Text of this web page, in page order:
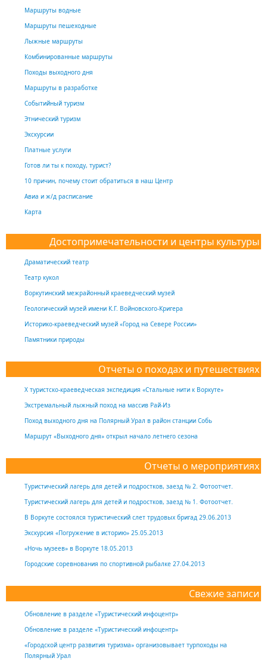
Маршруты водные
Маршруты пешеходные
Лыжные маршруты
Комбинированные маршруты
Походы выходного дня
Маршруты в разработке
Событийный туризм
Этнический туризм
Экскурсии
Платные услуги
Готов ли ты к походу, турист?
10 причин, почему стоит обратиться в наш Центр
Авиа и ж/д расписание
Карта
Достопримечательности и центры культуры
Драматический театр
Театр кукол
Воркутинский межрайонный краеведческий музей
Геологический музей имени К.Г. Войновского-Кригера
Историко-краеведческий музей «Город на Севере России»
Памятники природы
Отчеты о походах и путешествиях
Х туристско-краеведческая экспедиция «Стальные нити к Воркуте»
Экстремальный лыжный поход на массив Рай-Из
Поход выходного дня на Полярный Урал в район станции Собь
Маршрут «Выходного дня» открыл начало летнего сезона
Отчеты о мероприятиях
Туристический лагерь для детей и подростков, заезд № 2. Фотоотчет.
Туристический лагерь для детей и подростков, заезд № 1. Фотоотчет.
В Воркуте состоялся туристический слет трудовых бригад 29.06.2013
Экскурсия «Погружение в историю» 25.05.2013
«Ночь музеев» в Воркуте 18.05.2013
Городские соревнования по спортивной рыбалке 27.04.2013
Свежие записи
Обновление в разделе «Туристический инфоцентр»
Обновление в разделе «Туристический инфоцентр»
«Городской центр развития туризма» организовывает турпоходы на
Полярный Урал